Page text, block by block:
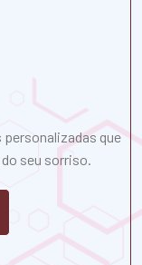
que
seu sorriso.